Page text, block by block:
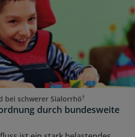
bei schwerer Sialorrhö†
durch bundesweite